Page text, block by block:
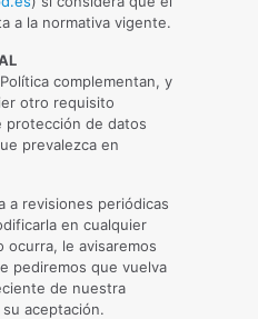
a la normativa vigente.
complementan, y
otro requisito
protección de datos
prevalezca en
a revisiones periódicas
en cualquier
ocurra, le avisaremos
pediremos que vuelva
de nuestra
aceptación.